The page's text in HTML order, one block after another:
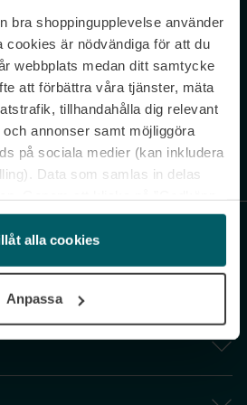
bra shoppingupplevelse använder
cookies är nödvändiga för att du
webbplats medan ditt samtycke
att förbättra våra tjänster, mäta
tillhandahålla dig relevant
annonser samt möjliggöra
på sociala medier (kan inkludera
Data som samlas in delas
du samtliga cookies medan du
anpassa användningen av
ditt samtycke när som helst.
alla cookies
Anpassa
beat.
newsletter.
du vår Integritetspolicy. Avprenumerera